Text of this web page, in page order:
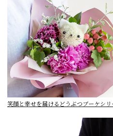
笑顔と幸せを届けるどうぶつブーケシリ